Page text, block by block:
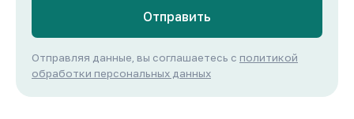
Отправить
Отправляя данные, вы соглашаетесь с политикой
обработки персональных данных